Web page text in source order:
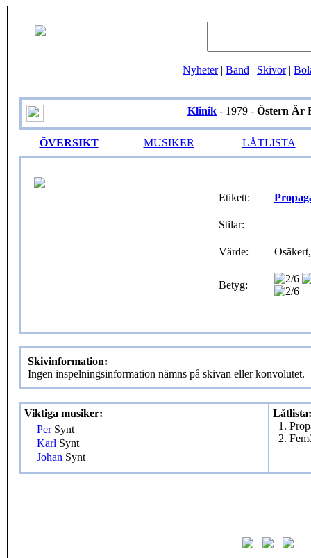
Nyheter| Band | Skivor|
Klinik - 1979 - Östern Är
ÖVERSIKT MUSIKER LÅTLISTA
Etikett:
Stilar:
Värde:
Betyg:
Skivinformation:
Ingen inspelningsinformation nämns på skivan eller konvolutet.
Viktiga musiker:
Per Synt
Karl Synt
Johan Synt
Låtlista:
1.
2.